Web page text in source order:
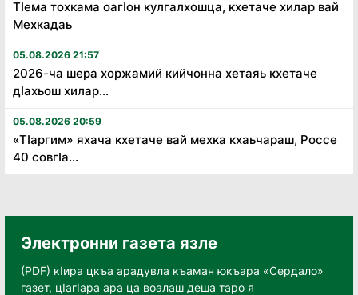
Тӏема тохкама оагӏон кулгалхошца, кхетаче хилар вай
Мехкадаь
05.08.2026 21:57
2026-ча шера хоржамий кийчонна хетаяь кхетаче
дӏахьош хилар...
05.08.2026 20:59
«Тӏаргим» яхача кхетаче вай мехка кхаьчараш, Россе
40 совгӏа...
Электронни газета язле
(PDF) кӀира цкъа арадувла къаман юкъара «Сердало»
газет, цӀагӀара ара ца воалаш деша таро я